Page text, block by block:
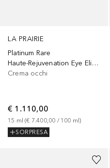
LA PRAIRIE
Platinum Rare
Haute-Rejuvenation Eye Elixir, Siero Occhi
Crema occhi
€ 1.110,00
15 ml (€ 7.400,00 / 100 ml)
SORPRESA